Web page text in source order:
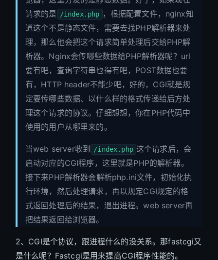
请求的是
/index.php
，根据配置文件，nginx知
道这个不是静态文件，需要去找PHP解析器来处
理，那么他会把这个请求简单处理后交给PHP解
析器。Nginx会传哪些数据给PHP解析器呢？url
要有吧，查询字符串也得有吧，POST数据也要
有，HTTP header不能少吧，好的，CGI就是规
定要传哪些数据、以什么样的格式传递给后方处
理这个请求的协议。仔细想想，你在PHP代码中
使用的用户从哪里来的。
当web server收到 /index.php 这个请求后，会
启动对应的CGI程序，这里就是PHP的解析器。
接下来PHP解析器会解析php.ini文件，初始化执
行环境，然后处理请求，再以规定CGI规定的格
式返回处理后的结果，退出进程。web server再
把结果返回给浏览器。
2、CGI是个协议，跟进程什么的没关系。那fastcgi又
是什么呢？Fastcgi是用来提高CGI程序性能的。